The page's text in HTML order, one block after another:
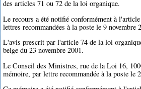
des articles 71 ou 72 de la loi organique.
Le recours a été notifié conformément à
lettres recommandées à la poste le 9 novembre
L'avis prescrit par l'article 74 de la loi
belge du 23 novembre 2001.
Le Conseil des Ministres, rue de la Loi 16,
mémoire, par lettre recommandée à la poste le